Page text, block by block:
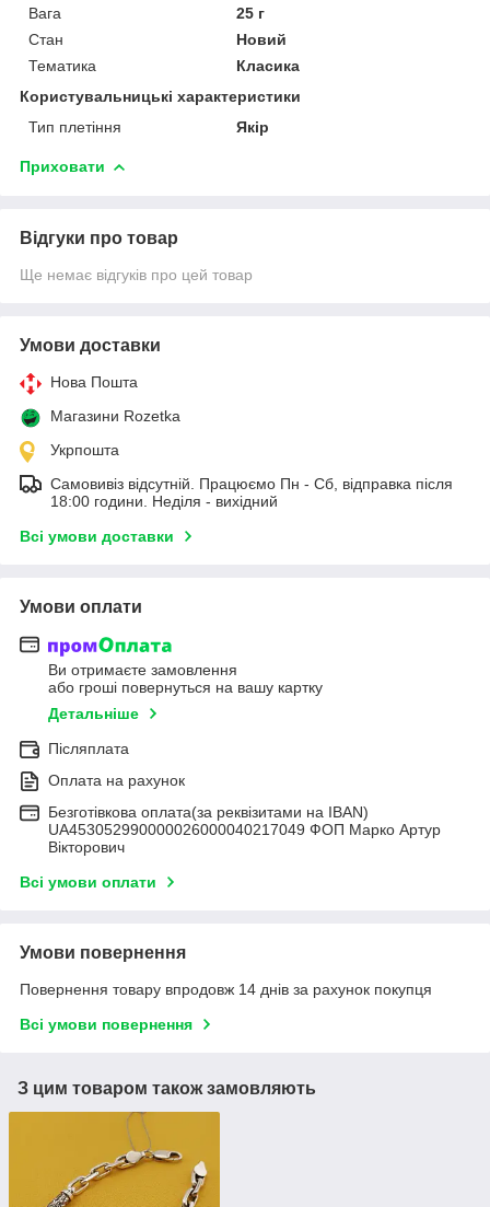
Вага
25 г
Стан
Новий
Тематика
Класика
Користувальницькі характеристики
Тип плетіння
Якір
Приховати
Відгуки про товар
Ще немає відгуків про цей товар
Умови доставки
Нова Пошта
Магазини Rozetka
Укрпошта
Самовивіз відсутній. Працюємо Пн - Сб, відправка після
18:00 години. Неділя - вихідний
Всі умови доставки
Умови оплати
Ви отримаєте замовлення
або гроші повернуться на вашу картку
Детальніше
Післяплата
Оплата на рахунок
Безготівкова оплата(за реквізитами на IBAN)
UA453052990000026000040217049 ФОП Марко Артур
Вікторович
Всі умови оплати
Умови повернення
Повернення товару впродовж 14 днів за рахунок покупця
Всі умови повернення
З цим товаром також замовляють